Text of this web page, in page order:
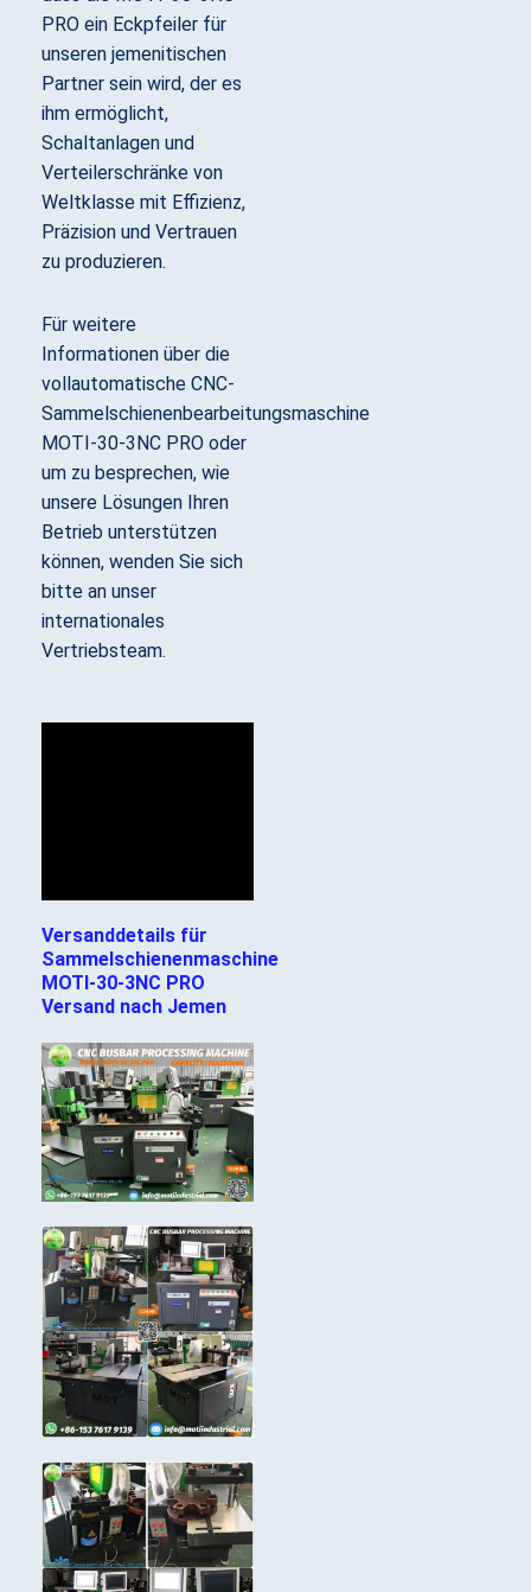
PRO ein Eckpfeiler für
unseren jemenitischen
Partner sein wird, der es
ihm ermöglicht,
Schaltanlagen und
Verteilerschränke von
Weltklasse mit Effizienz,
Präzision und Vertrauen
zu produzieren.
Für weitere
Informationen über die
vollautomatische CNC-
Sammelschienenbearbeitungsmaschine
MOTI-30-3NC PRO oder
um zu besprechen, wie
unsere Lösungen Ihren
Betrieb unterstützen
können, wenden Sie sich
bitte an unser
internationales
Vertriebsteam.
Versanddetails für
Sammelschienenmaschine
MOTI-30-3NC PRO
Versand nach Jemen